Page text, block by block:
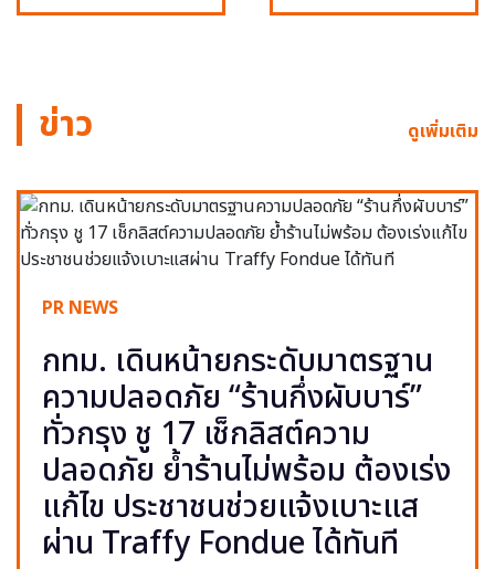
ข่าว ดูเพิ่มเติม
PR NEWS
กทม. เดินหน้ายกระดับมาตรฐาน
ความปลอดภัย “ร้านกึ่งผับบาร์”
ทั่วกรุง ชู 17 เช็กลิสต์ความ
ปลอดภัย ย้ำร้านไม่พร้อม ต้องเร่ง
แก้ไข ประชาชนช่วยแจ้งเบาะแส
ผ่าน Traffy Fondue ได้ทันที